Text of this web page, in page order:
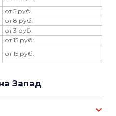
от 5 руб.
от 8 руб.
от 3 руб.
от 15 руб.
от 15 руб.
Запад